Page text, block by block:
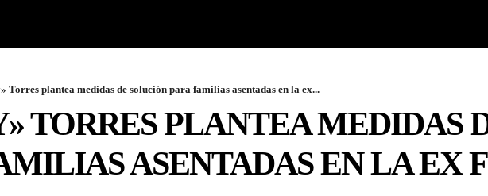
Torres plantea medidas de solución para familias asentadas en la ex...
TORRES PLANTEA MEDIDAS
ASENTADAS EN LA EX